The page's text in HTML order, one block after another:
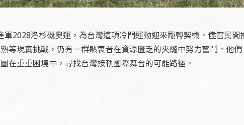
2028洛杉磯奧運，為台灣這項冷門運動迎來翻轉契機。儘管民間
等現實挑戰，仍有一群熱衷者在資源匱乏的夾縫中努力奮鬥。他們
在重重困境中，尋找台灣接軌國際舞台的可能路徑。